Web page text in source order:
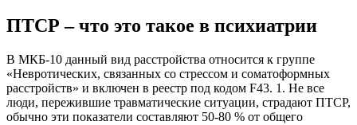
ПТСР – что это такое в психиатрии
В МКБ-10 данный вид расстройства относится к группе
«Невротических, связанных со стрессом и соматоформных
расстройств» и включен в реестр под кодом F43. 1. Не все
люди, пережившие травматические ситуации, страдают ПТСР,
обычно эти показатели составляют 50-80 % от общего